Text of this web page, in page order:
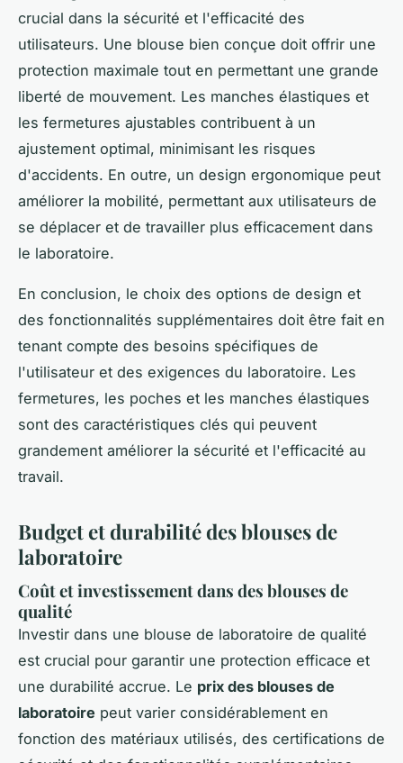
crucial dans la sécurité et l'efficacité des
utilisateurs. Une blouse bien conçue doit offrir une
protection maximale tout en permettant une grande
liberté de mouvement. Les manches élastiques et
les fermetures ajustables contribuent à un
ajustement optimal, minimisant les risques
d'accidents. En outre, un design ergonomique peut
améliorer la mobilité, permettant aux utilisateurs de
se déplacer et de travailler plus efficacement dans
le laboratoire.
En conclusion, le choix des options de design et
des fonctionnalités supplémentaires doit être fait en
tenant compte des besoins spécifiques de
l'utilisateur et des exigences du laboratoire. Les
fermetures, les poches et les manches élastiques
sont des caractéristiques clés qui peuvent
grandement améliorer la sécurité et l'efficacité au
travail.
Budget et durabilité des blouses de
laboratoire
Coût et investissement dans des blouses de
qualité
Investir dans une blouse de laboratoire de qualité
est crucial pour garantir une protection efficace et
une durabilité accrue. Le prix des blouses de
laboratoire peut varier considérablement en
fonction des matériaux utilisés, des certifications de